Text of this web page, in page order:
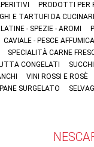
PRODOTTI PER
E TARTUFI DA
- SPEZIE - AROMI
CAVIALE - PESCE
SPECIALITÀ CARNE
CONGELATI
VINI ROSSI E ROSÈ
SURGELATO